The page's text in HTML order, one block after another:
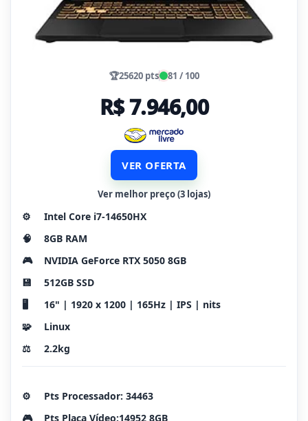
🏆25620 pts 81 / 100
R$ 7.946,00
VER OFERTA
Ver melhor preço (3 lojas)
⚙️
Intel Core i7-14650HX
🧠
8GB RAM
🎮
NVIDIA GeForce RTX 5050 8GB
💾
512GB SSD
🖥️
16" | 1920 x 1200 | 165Hz | IPS | nits
🧩
Linux
⚖️
2.2kg
⚙️
Pts Processador: 34463
🎮
Pts Placa Vídeo:14952 8GB